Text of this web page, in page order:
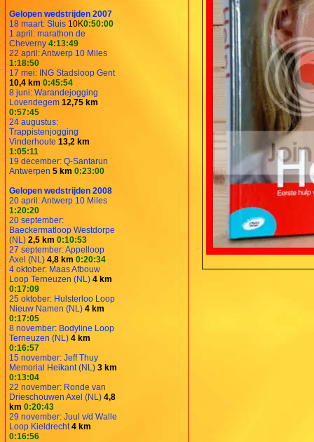
Gelopen wedstrijden 2007
18 maart: Sluis 10K0:50:00
1 april: marathon de
Cheverny 4:13:49
22 april: Antwerp 10 Miles
1:18:50
17 mei: ING Stadsloop Gent
10,4 km 0:45:54
8 juni: Warandejogging
Lovendegem 12,75 km
0:57:45
24 augustus:
Trappistenjogging
Vinderhoute 13,2 km
1:05:11
19 december: Q-Santarun
Antwerpen 5 km 0:23:00
Gelopen wedstrijden 2008
20 april: Antwerp 10 Miles
1:20:20
20 september:
Baeckermatloop Westdorpe
(NL) 2,5 km 0:10:53
27 september: Appelloop
Axel (NL) 4,8 km 0:20:34
4 oktober: Maas Afbouw
Loop Terneuzen (NL) 4 km
0:17:09
25 oktober: Hulsterloo Loop
Nieuw Namen (NL) 4 km
0:17:05
8 november: Bodyline Loop
Terneuzen (NL) 4 km
0:16:57
15 november: Jeff Thuy
Memorial Heikant (NL) 3 km
0:13:04
22 november: Ronde van
Drieschouwen Axel (NL) 4,8
km 0:20:43
29 november: Juul v/d Walle
Loop Kieldrecht4 km
0:16:56